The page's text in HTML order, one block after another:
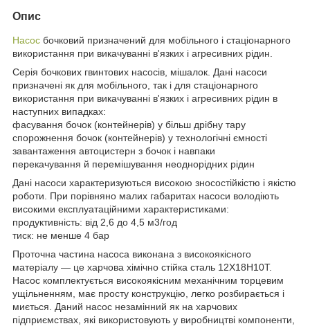
Опис
Насос бочковий призначений для мобільного і стаціонарного
використання при викачуванні в'язких і агресивних рідин.
Серія бочкових гвинтових насосів, мішалок. Дані насоси
призначені як для мобільного, так і для стаціонарного
використання при викачуванні в'язких і агресивних рідин в
наступних випадках:
фасування бочок (контейнерів) у більш дрібну тару
спорожнення бочок (контейнерів) у технологічні ємності
завантаження автоцистерн з бочок і навпаки
перекачування й перемішування неоднорідних рідин
Дані насоси характеризуються високою зносостійкістю і якістю
роботи. При порівняно малих габаритах насоси володіють
високими експлуатаційними характеристиками:
продуктивність: від 2,6 до 4,5 м3/год
тиск: не менше 4 бар
Проточна частина насоса виконана з високоякісного
матеріалу — це харчова хімічно стійка сталь 12Х18Н10Т.
Насос комплектується високоякісним механічним торцевим
ущільненням, має просту конструкцію, легко розбирається і
миється. Даний насос незамінний як на харчових
підприємствах, які використовують у виробництві компоненти,